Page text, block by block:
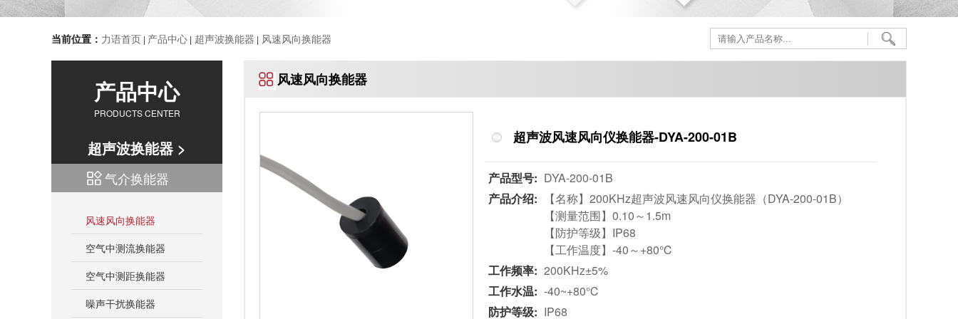
当前位置： 力语首页 | 产品中心 | 超声波换能器 | 风速风向换能器
产品中心
PRODUCTS CENTER
超声波换能器 >
气介换能器
风速风向换能器
空气中测流换能器
空气中测距换能器
噪声干扰换能器
风速风向换能器
超声波风速风向仪换能器-DYA-200-01B
产品型号: DYA-200-01B
产品介绍:
【名称】200KHz超声波风速风向仪换能器（DYA-200-01B）
【测量范围】0.10～1.5m
【防护等级】IP68
【工作温度】-40～+80℃
工作频率: 200KHz±5%
工作水温: -40~+80℃
防护等级: IP68